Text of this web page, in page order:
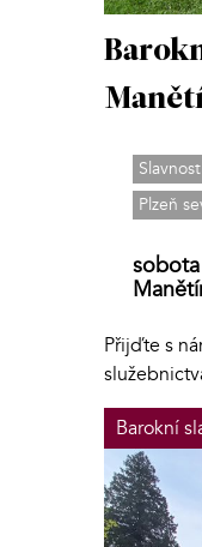
Slavnost
Plzeň
Přijďte s
Barokní